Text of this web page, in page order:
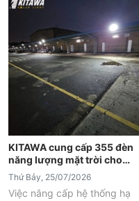
KITAWA cung cấp 355 đèn
năng lượng mặt trời cho
Công ty Vạn Đức Tiền Giang
Thứ Bảy, 25/07/2026
Việc nâng cấp hệ thống hạ